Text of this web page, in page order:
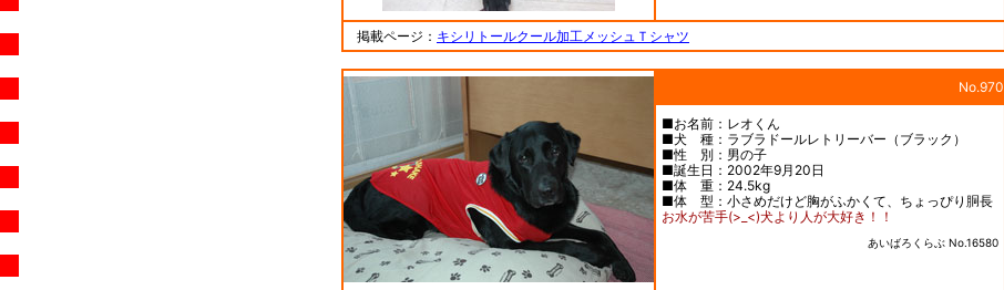
掲載ページ： キシリトールクール加工メッシュＴシャツ
No.970
■お名前：レオくん
■犬 種：ラブラドールレトリーバー（ブラック）
■性 別：男の子
■誕生日：2002年9月20日
■体 重：24.5kg
■体 型：小さめだけど胸がふかくて、ちょっぴり胴長
お水が苦手(>_<)犬より人が大好き！！
あいばろくらぶ No.16580